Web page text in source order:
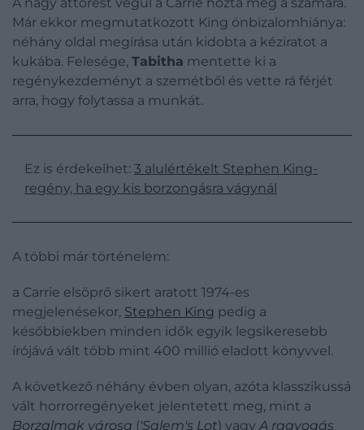
Már ekkor megmutatkozott King önbizalomhiánya:
néhány oldal megírása után kidobta a kéziratot a
kukába. Felesége, Tabitha mentette ki a
regénykezdeményt a szemétből és vette rá férjét
arra, hogy folytassa a munkát.
Ez is érdekelhet: 3 alulértékelt Stephen King-
regény, ha egy kis borzongásra vágynál
A többi már történelem:
a Carrie elsöprő sikert aratott 1974-es
megjelenésekor, Stephen King pedig a
későbbiekben minden idők egyik legsikeresebb
írójává vált több mint 400 millió eladott könyvvel.
A következő néhány évben olyan, azóta klasszikussá
vált horrorregényeket jelentetett meg, mint a
Borzalmak városa ('Salem's Lot) vagyA ragyogás